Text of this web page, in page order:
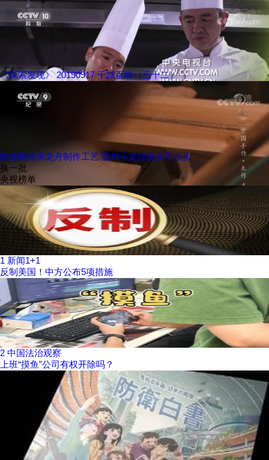
《探索发现》 20190917 千城百味（三十二）
陈建晓传承龙舟制作工艺 温州斗龙传统永不止步
换一批
央视榜单
1 新闻1+1
反制美国！中方公布5项措施
2 中国法治观察
上班“摸鱼”公司有权开除吗？